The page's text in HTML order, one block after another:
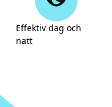
Effektiv dag och
natt